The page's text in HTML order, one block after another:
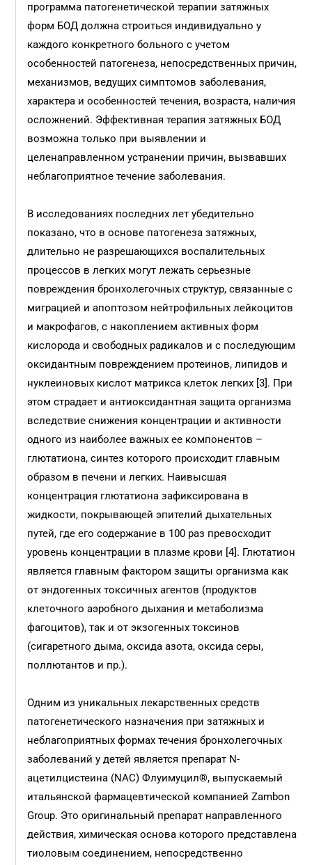
программа патогенетической терапии затяжных
форм БОД должна строиться индивидуально у
каждого конкретного больного с учетом
особенностей патогенеза, непосредственных причин,
механизмов, ведущих симптомов заболевания,
характера и особенностей течения, возраста, наличия
осложнений. Эффективная терапия затяжных БОД
возможна только при выявлении и
целенаправленном устранении причин, вызвавших
неблагоприятное течение заболевания.
В исследованиях последних лет убедительно
показано, что в основе патогенеза затяжных,
длительно не разрешающихся воспалительных
процессов в легких могут лежать серьезные
повреждения бронхолегочных структур, связанные с
миграцией и апоптозом нейтрофильных лейкоцитов
и макрофагов, с накоплением активных форм
кислорода и свободных радикалов и с последующим
оксидантным повреждением протеинов, липидов и
нуклеиновых кислот матрикса клеток легких [3]. При
этом страдает и антиоксидантная защита организма
вследствие снижения концентрации и активности
одного из наиболее важных ее компонентов –
глютатиона, синтез которого происходит главным
образом в печени и легких. Наивысшая
концентрация глютатиона зафиксирована в
жидкости, покрывающей эпителий дыхательных
путей, где его содержание в 100 раз превосходит
уровень концентрации в плазме крови [4]. Глютатион
является главным фактором защиты организма как
от эндогенных токсичных агентов (продуктов
клеточного аэробного дыхания и метаболизма
фагоцитов), так и от экзогенных токсинов
(сигаретного дыма, оксида азота, оксида серы,
поллютантов и пр.).
Одним из уникальных лекарственных средств
патогенетического назначения при затяжных и
неблагоприятных формах течения бронхолегочных
заболеваний у детей является препарат N-
ацетилцистеина (NАС) Флуимуцил®, выпускаемый
итальянской фармацевтической компанией Zambon
Group. Это оригинальный препарат направленного
действия, химическая основа которого представлена
тиоловым соединением, непосредственно